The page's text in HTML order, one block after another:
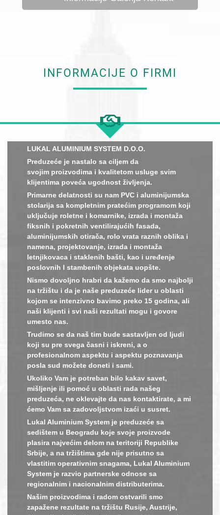
INFORMACIJE O FIRMI
LUKAL ALUMINIUM SYSTEM D.O.O.
Preduzeće je nastalo sa ciljem da
svojim proizvodima i kvalitetom usluge svim
klijentima poveća ugodnost življenja.
Primarne delatnosti su nam PVC i aluminijumska
stolarija sa kompletnim pratećim programom koji
uključuje roletne i komarnike, izrada i montaža
fiksnih i pokretnih ventilirajućih fasada,
aluminijumskih otirača, rolo vrata raznih oblika i
namena, projektovanje, izrada i montaža
letnjikovaca i staklenih bašti, kao i uređenje
poslovnih I stambenih objekata uopšte.
Nismo dovoljno hrabri da kažemo da smo najbolji
na tržištu i da je naše preduzeće lider u oblasti
kojom se intenzivno bavimo preko 15 godina, ali
naši klijenti i svi naši rezultati mogu i govore
umesto nas.
Trudimo se da naš tim bude sastavljen od ljudi
koji su pre svega časni i iskreni, a o
profesionalnom aspektu i aspektu poznavanja
posla sud možete doneti i sami.
Ukoliko Vam je potreban bilo kakav savet,
mišljenje ili pomoć u oblasti rada našeg
preduzeća, ne oklevajte da nas kontaktirate, a mi
ćemo Vam sa zadovoljstvom izaći u susret.
Lukal Aluminium System je preduzeće sa
sedištem u Beogradu koje svoje proizvode
plasira najvećim delom na teritoriji Republike
Srbije, a na tržištima gde nije prisutno sa
vlastitim operativnim snagama, Lukal Aluminium
System je razvio partnerske odnose sa
regionalnim i nacionalnim distributerima.
Našim proizvodima i radom ostvarili smo
zapažene rezultate na tržištu Rusije, Austrije,